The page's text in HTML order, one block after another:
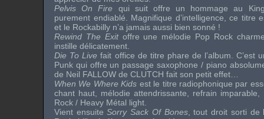
Pelvis On Fire qui suit offre un hommage au
purement endiablé. Magnifique d’intelligence, ce titre
et le Rockabilly n’a jamais aussi bien sonné !
Rewind The Exitoffre une mélodie Pop Rock
instille délicatement.
Die To Live fait office de titre phare de l’album. C’est
Punk qui offre un passage saxophone / piano
de Neil FALLOW de CLUTCH fait son petit effet…
When We Where Kids est le titre radiophonique par
chant haut, mélodie attendrissante, refrain
Rock / Heavy Métal light.
Vient ensuiteSorry Sack Of Bones, tout droit sorti de